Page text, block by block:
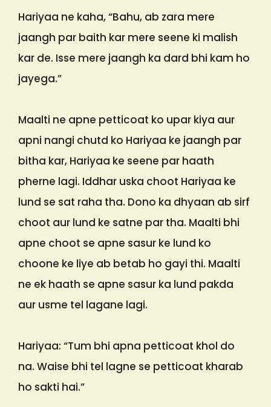
Hariyaa ne kaha, “Bahu, ab zara mere
jaangh par baith kar mere seene ki malish
kar de. Isse mere jaangh ka dard bhi kam ho
jayega.”
Maalti ne apne petticoat ko upar kiya aur
apni nangi chutd ko Hariyaa ke jaangh par
bitha kar, Hariyaa ke seene par haath
pherne lagi. Iddhar uska choot Hariyaa ke
lund se sat raha tha. Dono ka dhyaan ab sirf
choot aur lund ke satne par tha. Maalti bhi
apne choot se apne sasur ke lund ko
choone ke liye ab betab ho gayi thi. Maalti
ne ek haath se apne sasur ka lund pakda
aur usme tel lagane lagi.
Hariyaa: “Tum bhi apna petticoat khol do
na. Waise bhi tel lagne se petticoat kharab
ho sakti hai.”